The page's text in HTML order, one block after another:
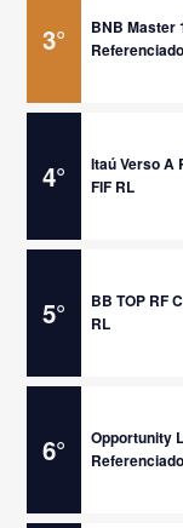
3°
BNB Master
4°
Itaú Verso A
FIF RL
5°
BB TOP RF
RL
6°
Opportunity